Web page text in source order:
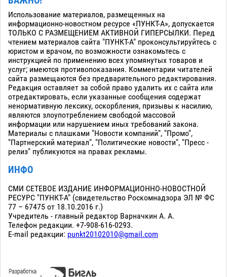
Использование материалов, размещенных на
информационно-новостном ресурсе «ПУНКТ-А», допускается
ТОЛЬКО С РАЗМЕЩЕНИЕМ АКТИВНОЙ ГИПЕРСЫЛКИ. Перед
чтением материалов сайта "ПУНКТ-А" проконсультируйтесь с
юристом и врачом, по возможности ознакомьтесь с
инструкцией по применению всех упомянутых товаров и
услуг; имеются противопоказания. Комментарии читателей
сайта размещаются без предварительного редактирования.
Редакция оставляет за собой право удалить их с сайта или
отредактировать, если указанные сообщения содержат
ненормативную лексику, оскорбления, призывы к насилию,
являются злоупотреблением свободой массовой
информации или нарушением иных требований закона.
Материалы с плашками "Новости компаний", "Промо",
"Партнерский материал", "Политические новости", "Пресс -
релиз" публикуются на правах рекламы.
ИНФО
СМИ СЕТЕВОЕ ИЗДАНИЕ ИНФОРМАЦИОННО-НОВОСТНОЙ
РЕСУРС "ПУНКТ-А" (свидетельство Роскомнадзора ЭЛ № ФС
77 – 67475 от 18.10.2016 г.)
Учредитель - главный редактор Варначкин А. А.
Телефон редакции. +7-908-616-0293.
E-mail редакции: punkt20102010@gmail.com